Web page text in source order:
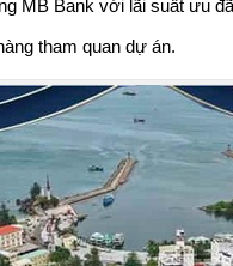
MB Bank với lãi suất ưu
tham quan dự án.